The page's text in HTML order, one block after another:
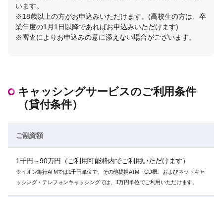
います。
※18歳以上の方がお申込みいただけます。(高校生の方は、卒
業年度の1月1日以降であればお申込みいただけます)
※審査によりお申込みの意に添えない場合がございます。
キャッシングサービスのご利用条件
（貸付条件）
ご融資額
1千円～90万円（ご利用可能枠内でご利用いただけます）
※イオン銀行ATMでは1千円単位で、その他提携ATM・CD機、およびネットキャ
ッシング・テレフォンキャッシングでは、1万円単位でご利用いただけます。